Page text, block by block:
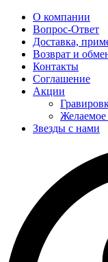
О компании
Вопрос-Ответ
Доставка,
Возврат и
Контакты
Соглашение
Акции
Желаемое
Звезды с нами